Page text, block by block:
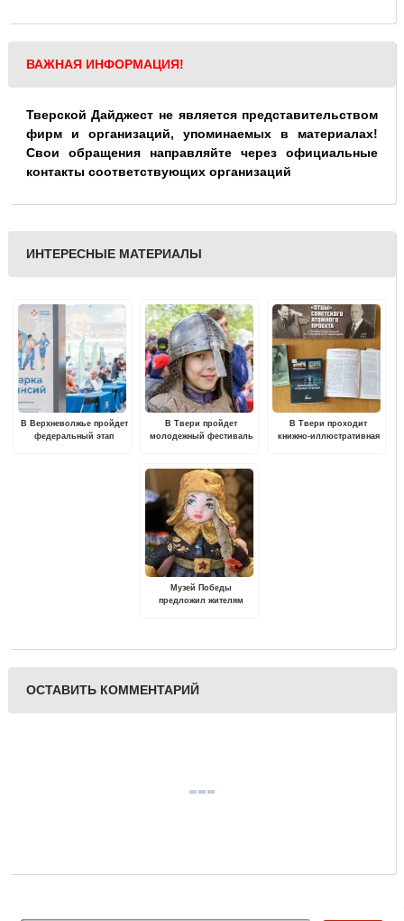
ВАЖНАЯ ИНФОРМАЦИЯ!
Тверской Дайджест не является представительством
фирм и организаций, упоминаемых в материалах!
Свои обращения направляйте через официальные
контакты соответствующих организаций
ИНТЕРЕСНЫЕ МАТЕРИАЛЫ
В Верхневолжье пройдет
федеральный этап
В Твери пройдет
молодежный фестиваль
св.Георгия"
В Твери проходит
книжно-иллюстративная
Музей Победы
предложил жителям
ОСТАВИТЬ КОММЕНТАРИЙ